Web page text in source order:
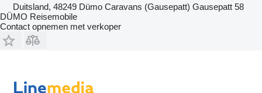
Duitsland, 48249 Dümo Caravans (Gausepatt) Gausepatt 58
DÜMO Reisemobile
Contact opnemen met verkoper